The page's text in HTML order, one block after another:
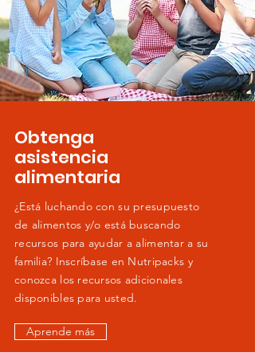
Obtenga
asistencia
alimentaria
¿Está luchando con su presupuesto
de alimentos y/o está buscando
recursos para ayudar a alimentar a su
familia? Inscríbase en Nutripacks y
conozca los recursos adicionales
disponibles para usted.
Aprende más